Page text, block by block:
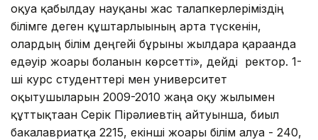
оқуға қабылдау науқаны жас талапкерлеріміздің
білімге деген құштарлығының арта түскенін,
олардың білім деңгейі бұрынғы жылдарға қарағанда
едәуір жоғары болғанын көрсетті», дейді ректор. 1-
ші курс студенттері мен университет
оқытушыларын 2009-2010 жаңа оқу жылымен
құттықтаған Серік Пірәлиевтің айтуынша, биыл
бакалавриатқа 2215, екінші жоғары білім алуға - 240,